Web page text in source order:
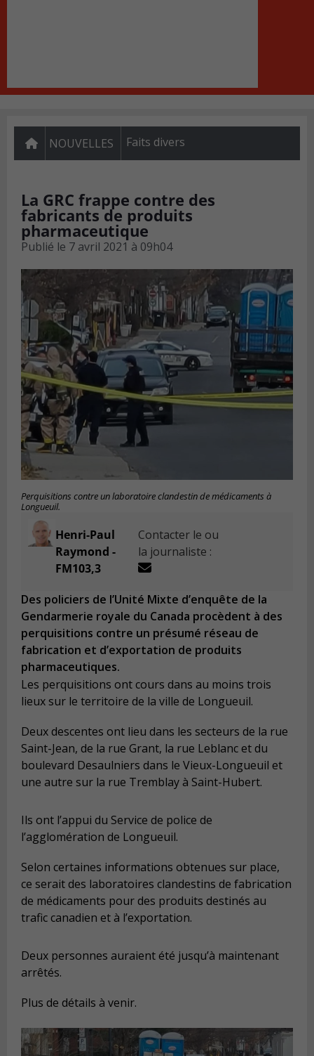
NOUVELLES Faits divers
La GRC frappe contre des
fabricants de produits
pharmaceutique
Publié le 7 avril 2021 à 09h04
Perquisitions contre un laboratoire clandestin de médicaments à
Longueuil.
Henri-Paul
Raymond -
FM103,3
Contacter le ou
la journaliste :
Des policiers de l’Unité Mixte d’enquête de la
Gendarmerie royale du Canada procèdent à des
perquisitions contre un présumé réseau de
fabrication et d’exportation de produits
pharmaceutiques.
Les perquisitions ont cours dans au moins trois
lieux sur le territoire de la ville de Longueuil.
Deux descentes ont lieu dans les secteurs de la rue
Saint-Jean, de la rue Grant, la rue Leblanc et du
boulevard Desaulniers dans le Vieux-Longueuil et
une autre sur la rue Tremblay à Saint-Hubert.
Ils ont l’appui du Service de police de
l’agglomération de Longueuil.
Selon certaines informations obtenues sur place,
ce serait des laboratoires clandestins de fabrication
de médicaments pour des produits destinés au
trafic canadien et à l’exportation.
Deux personnes auraient été jusqu’à maintenant
arrêtés.
Plus de détails à venir.